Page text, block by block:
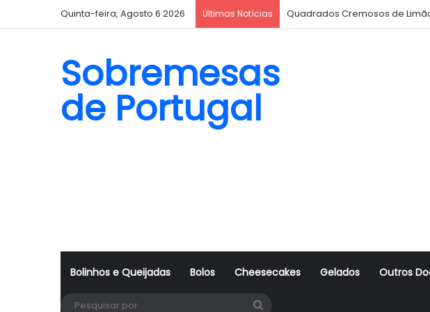
Quinta-feira, Agosto 6 2026 Últimas Notícias Quadrados Cremosos de
Sobremesas
de Portugal
Bolinhos e Queijadas Bolos Cheesecakes Gelados Outros